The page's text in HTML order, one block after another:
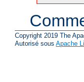
Copyright 2019 The
Autorisé sous Apache